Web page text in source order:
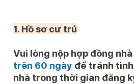
1. Hồ sơ cư trú
Vui lòng nộp hợp đồng
trên 60 ngày để tránh
nhà trong thời gian đăng